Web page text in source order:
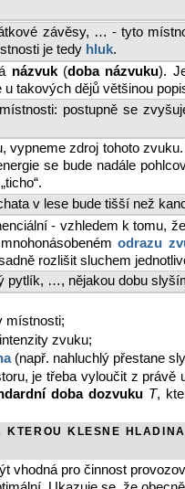
závěsy, … - tyto
je tedy hluk.
názvuk(doba názvuku).
u takových dějů většinou
postupně se
vypneme zdroj tohoto
se bude nadále
v lese bude tišší než
- vzhledem k tomu,
odrazu
rozlišit sluchem
pytlík, …, nějakou dobu
místnosti;
zvuku;
(např. nahluchlý přestane
je třeba vyloučit z
doba dozvuku T,
KLESNE
vhodná pro činnost